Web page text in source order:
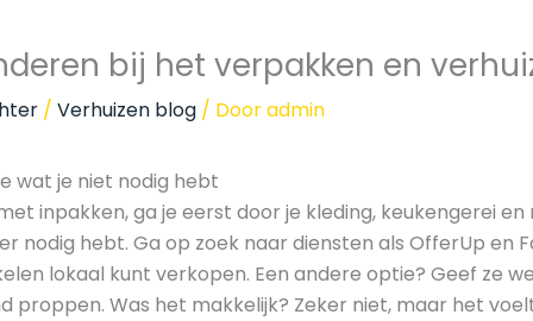
bij het verpakken en
/ Verhuizen blog/ Dooradmin
wat je niet nodig hebt
inpakken, ga je eerst door je kleding, keukengerei
nodig hebt. Ga op zoek naar diensten als OfferUp
lokaal kunt verkopen. Een andere optie? Geef ze
proppen. Was het makkelijk? Zeker niet, maar het